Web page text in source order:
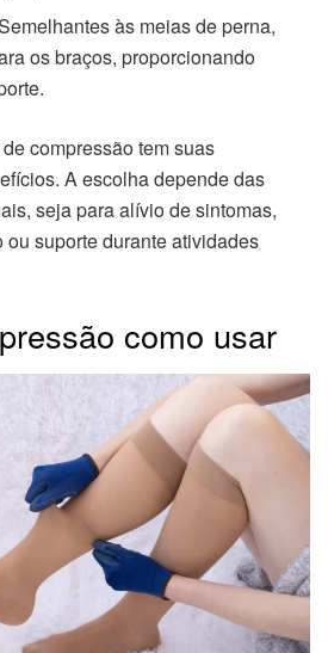
às meias de perna,
os braços, proporcionando
compressão tem suas
A escolha depende das
seja para alívio de sintomas,
suporte durante atividades
como usar